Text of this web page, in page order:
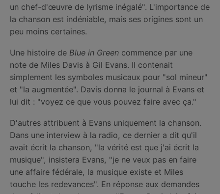
un chef-d'œuvre de lyrisme inégalé". L'importance de
la chanson est indéniable, mais ses origines sont un
peu moins certaines.
Une histoire de Blue in Green commence par une
note de Miles Davis à Gil Evans. Il contenait
simplement les symboles musicaux pour "sol mineur"
et "la augmentée". Davis donna le journal à Evans et
lui dit : "voyez ce que vous pouvez faire avec ça."
D'autres attribuent à Evans uniquement la chanson.
Dans une interview à la radio, ce dernier a dit qu'il
avait écrit la chanson, "la vérité est que j'ai écrit la
musique", insistera Evans, "je ne veux pas en faire
une affaire fédérale, la musique existe et Miles
touche les redevances". En réponse aux demandes